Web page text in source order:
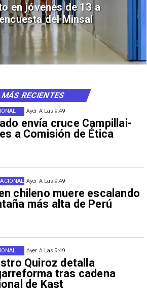
en jóvenes de 13 a
del Minsal
Ayer A Las 9:49
envía cruce Campillai-
a Comisión de Ética
Ayer A Las 9:49
chileno muere escalando
más alta de Perú
Ayer A Las 9:49
Quiroz detalla
tras cadena
de Kast
MÁS RECIENTES